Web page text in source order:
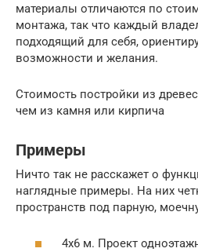
материалы отличаются по
монтажа, так что каждый
подходящий для себя,
возможности и желания.
Стоимость постройки из
чем из камня или кирпича
Примеры
Ничто так не расскажет о
наглядные примеры. На них
пространств под парную,
4х6 м. Проект